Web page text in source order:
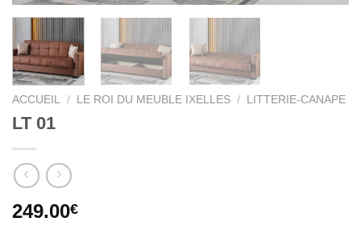
ACCUEIL / LE ROI DU MEUBLE IXELLES / LITTERIE-CANAPE
LT 01
249.00€